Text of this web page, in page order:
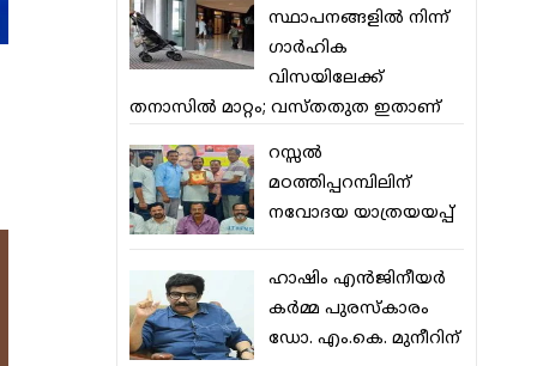
സ്ഥാപനങ്ങളില്‍ നിന്ന്
ഗാര്‍ഹിക
വിസയിലേക്ക്
തനാസില്‍ മാറ്റം; വസ്തതുത ഇതാണ്
റസ്സല്‍
മഠത്തിപ്പറമ്പിലിന്
നവോദയ യാത്രയയപ്പ്
ഹാഷിം എന്‍ജിനീയര്‍
കര്‍മ്മ പുരസ്‌കാരം
ഡോ. എം.കെ. മുനീറിന്